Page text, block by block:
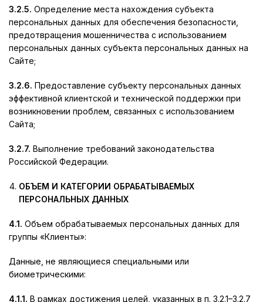
3.2.5. Определение места нахождения субъекта
персональных данных для обеспечения безопасности,
предотвращения мошенничества с использованием
персональных данных субъекта персональных данных на
Сайте;
3.2.6. Предоставление субъекту персональных данных
эффективной клиентской и технической поддержки при
возникновении проблем, связанных с использованием
Сайта;
3.2.7. Выполнение требований законодательства
Российской Федерации.
ОБЪЕМ И КАТЕГОРИИ ОБРАБАТЫВАЕМЫХ
ПЕРСОНАЛЬНЫХ ДАННЫХ
4.1. Объем обрабатываемых персональных данных для
группы «Клиенты»:
Данные, не являющиеся специальными или
биометрическими:
4.1.1. В рамках достижения целей, указанных в п. 3.2.1–3.2.7